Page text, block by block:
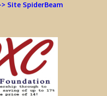
Site SpiderBeam